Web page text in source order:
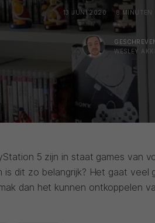
13 JUNI 2020 8 MINUTEN
WESLEY
5 zijn in staat games van
dit zo belangrijk? Het gaat veel
dan het kunnen ontkoppelen